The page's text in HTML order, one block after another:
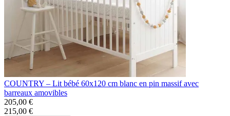
COUNTRY – Lit bébé 60x120 cm blanc en pin massif avec
barreaux amovibles
205,00 €
215,00 €